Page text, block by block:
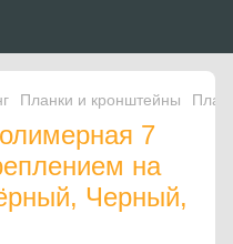
Планки и кронштейны
7
на
Черный,